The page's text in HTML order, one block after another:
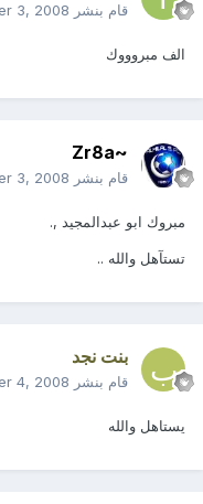
قام بنشر 3, 2008
الف مبروووك
~Zr8a
قام بنشر 3, 2008
مبروك ابو عبدالمجيد ,.
تستآهل والله ..
بنت نجد
قام بنشر 4, 2008
يستاهل والله